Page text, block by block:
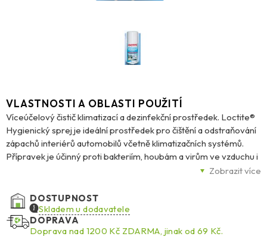
Zobrazit více
VLASTNOSTI A OBLASTI POUŽITÍ
Víceúčelový čistič klimatizací a dezinfekční prostředek. Loctite®
Hygienický sprej je ideální prostředek pro čištění a odstraňování
zápachů interiérů automobilů včetně klimatizačních systémů.
Přípravek je účinný proti bakteriím, houbám a virům ve vzduchu i
na kontaminovaných plochách. Nepříjemný zápach je nahrazen
DOSTUPNOST
Skladem u dodavatele
DOPRAVA
Doprava nad 1200 Kč ZDARMA, jinak od 69 Kč.